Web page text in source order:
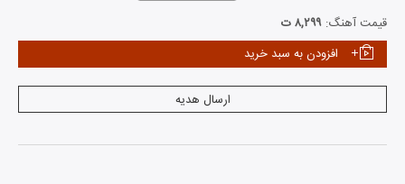
قیمت آهنگ: ۸,۲۹۹ ت
افزودن به سبد خرید
ارسال هدیه